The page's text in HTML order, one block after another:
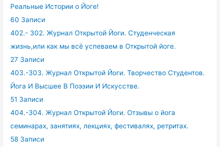
Реальные Истории о Йоге!
60 Записи
402.- 302. Журнал Открытой Йоги. Студенческая
жизнь,или как мы всё успеваем в Открытой йоге.
27 Записи
403.-303. Журнал Открытой Йоги. Творчество Студентов.
Йога И Высшее В Поэзии И Искусстве.
51 Записи
404.-304. Журнал Открытой Йоги. Отзывы о йога
семинарах, занятиях, лекциях, фестивалях, ретритах.
58 Записи